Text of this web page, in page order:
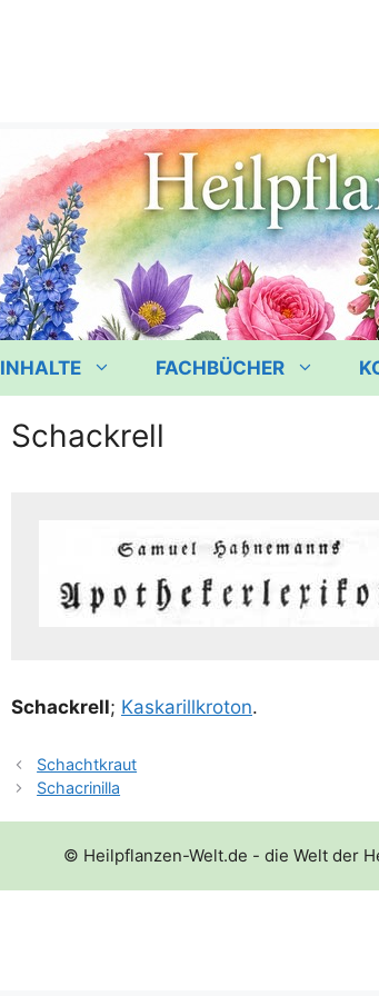
INHALTE FACHBÜCHER
Schackrell
Schack­rell; Kas­ka­rill­kro­ton.
Schachtkraut
Schacrinilla
© Heilpflanzen-Welt.de - die Welt der